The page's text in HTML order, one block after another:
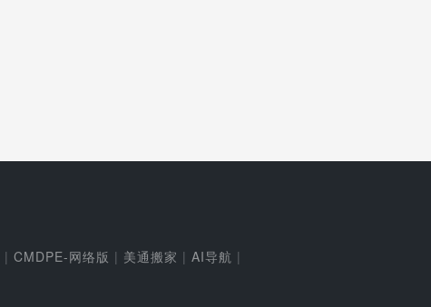
| CMDPE-网络版 | 美通搬家 | AI导航 |